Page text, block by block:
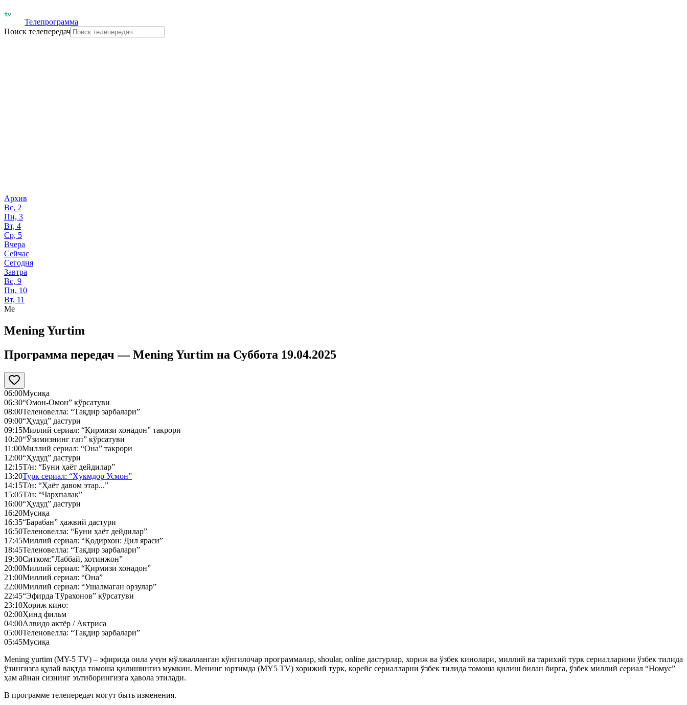
Телепрограмма
Поиск телепередач
Архив
Вс, 2
Пн, 3
Вт, 4
Ср, 5
Вчера
Сейчас
Сегодня
Завтра
Вс, 9
Пн, 10
Вт, 11
Me
Mening Yurtim
Программа передач —Mening Yurtim на Суббота 19.04.2025
06:00Мусиқа
06:30“Омон-Омон” кўрсатуви
08:00Теленовелла: “Тақдир зарбалари”
09:00“Ҳудуд” дастури
09:15Миллий сериал: “Қирмизи хонадон” такрори
10:20“Ўзимизнинг гап” кўрсатуви
11:00Миллий сериал: “Она” такрори
12:00“Ҳудуд” дастури
12:15Т/н: “Буни ҳаёт дейдилар”
13:20Турк сериал: “Ҳукмдор Усмон”
14:15Т/н: “Ҳаёт давом этар...”
15:05Т/н: “Чархпалак”
16:00“Ҳудуд” дастури
16:20Мусиқа
16:35“Барабан” ҳажвий дастури
16:50Теленовелла: “Буни ҳаёт дейдилар”
17:45Миллий сериал: “Қодирхон: Дил яраси”
18:45Теленовелла: “Тақдир зарбалари”
19:30Ситком:”Лаббай, хотинжон”
20:00Миллий сериал: “Қирмизи хонадон”
21:00Миллий сериал: “Она”
22:00Миллий сериал: “Ушалмаган орзулар”
22:45“Эфирда Тўрахонов” кўрсатуви
23:10Хориж кино:
02:00Ҳинд фильм
04:00Алвидо актёр / Актриса
05:00Теленовелла: “Тақдир зарбалари”
05:45Мусиқа
Mening yurtim (MY-5 TV) – эфирида оила учун мўлжалланган кўнгилочар программалар, shoular, online дастурлар, хориж ва ўзбек кинолари, миллий ва тарихий турк сериалларини ўзбек тилида
ўзингизга қулай вақтда томоша қилишингиз мумкин. Менинг юртимда (MY5 TV) хорижий турк, корейс сериалларни ўзбек тилида томоша қилиш билан бирга, ўзбек миллий сериал “Номус”
ҳам айнан сизнинг эътиборингизга ҳавола этилади.
В программе телепередач могут быть изменения.